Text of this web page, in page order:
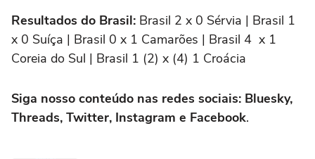
Resultados do Brasil: Brasil 2 x 0 Sérvia | Brasil 1
x 0 Suíça | Brasil 0 x 1 Camarões | Brasil 4 x 1
Coreia do Sul | Brasil 1 (2) x (4) 1 Croácia
Siga nosso conteúdo nas redes sociais: Bluesky,
Threads, Twitter, Instagram e Facebook.